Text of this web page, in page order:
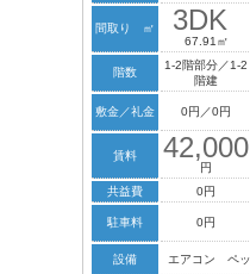
間取り ㎡ 3DK
67.91㎡
階数
1-2階部分／1-2
階建
敷金／礼金 0円／0円
賃料 42,000
円
共益費 0円
駐車料 0円
設備 エアコン ペ